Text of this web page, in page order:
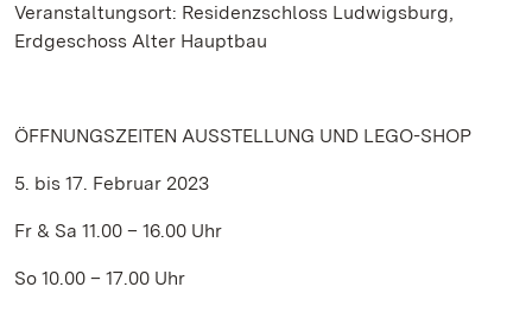
Veranstaltungsort: Residenzschloss Ludwigsburg,
Erdgeschoss Alter Hauptbau
ÖFFNUNGSZEITEN AUSSTELLUNG UND LEGO-SHOP
5. bis 17. Februar 2023
Fr & Sa 11.00 – 16.00 Uhr
So 10.00 – 17.00 Uhr